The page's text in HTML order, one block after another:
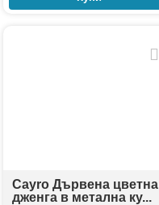
Cayro Дървена цветна
дженга в метална ку...